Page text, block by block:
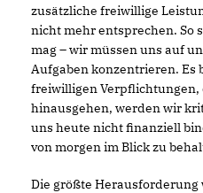
zusätzliche freiwillige
nicht mehr entsprechen. So
mag – wir müssen uns auf
Aufgaben konzentrieren. Es
freiwilligen Verpflichtungen,
hinausgehen, werden wir
uns heute nicht finanziell
von morgen im Blick zu
Die größte Herausforderung